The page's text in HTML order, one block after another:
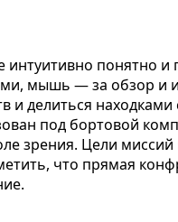
понятно
мышь — за обзор и
и делиться
под бортовой
зрения. Цели
что прямая